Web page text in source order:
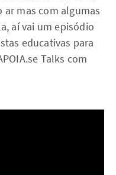
ar mas com algumas
aí vai um episódio
educativas para
Talks com